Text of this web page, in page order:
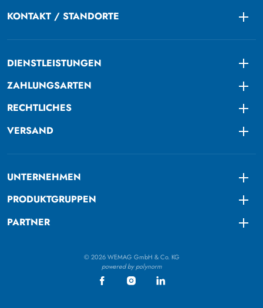
KONTAKT / STANDORTE
DIENSTLEISTUNGEN
ZAHLUNGSARTEN
RECHTLICHES
VERSAND
UNTERNEHMEN
PRODUKTGRUPPEN
PARTNER
© 2026 WEMAG GmbH & Co. KG
powered by polynorm